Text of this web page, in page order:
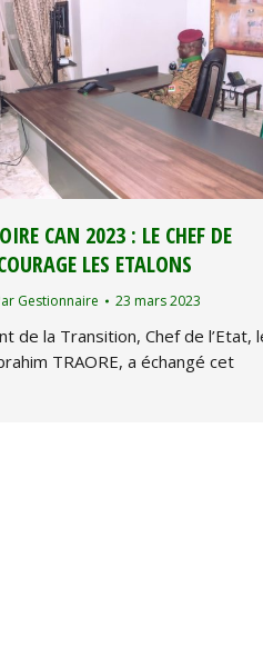
CAN 2023 : LE CHEF DE
LES ETALONS
Gestionnaire 23 mars 2023
de la Transition, Chef de l’Etat,
TRAORE, a échangé cet